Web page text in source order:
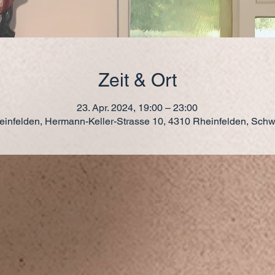
Zeit & Ort
23. Apr. 2024, 19:00 – 23:00
Hermann-Keller-Strasse 10, 4310 Rheinfelden,